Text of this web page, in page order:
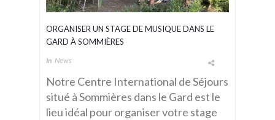
ORGANISER UN STAGE DE MUSIQUE DANS LE
GARD À SOMMIÈRES
In News
Notre Centre International de Séjours
situé à Sommières dans le Gard est le
lieu idéal pour organiser votre stage